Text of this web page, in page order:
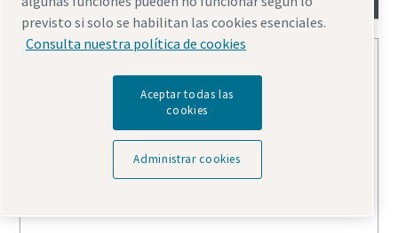
previsto si solo se habilitan las cookies esenciales.
Consulta nuestra política de cookies
Aceptar todas las
cookies
Administrar cookies